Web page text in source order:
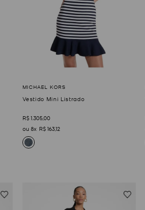
Vestido Mini Listrado
R$ 1.305,00
8
R$ 163,12